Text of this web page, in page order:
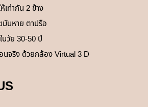
เท่ากัน 2 ข้าง
มันหาย ตาปรือ
วัย 30-50 ปี
นจริง ด้วยกล้อง Virtual 3 D